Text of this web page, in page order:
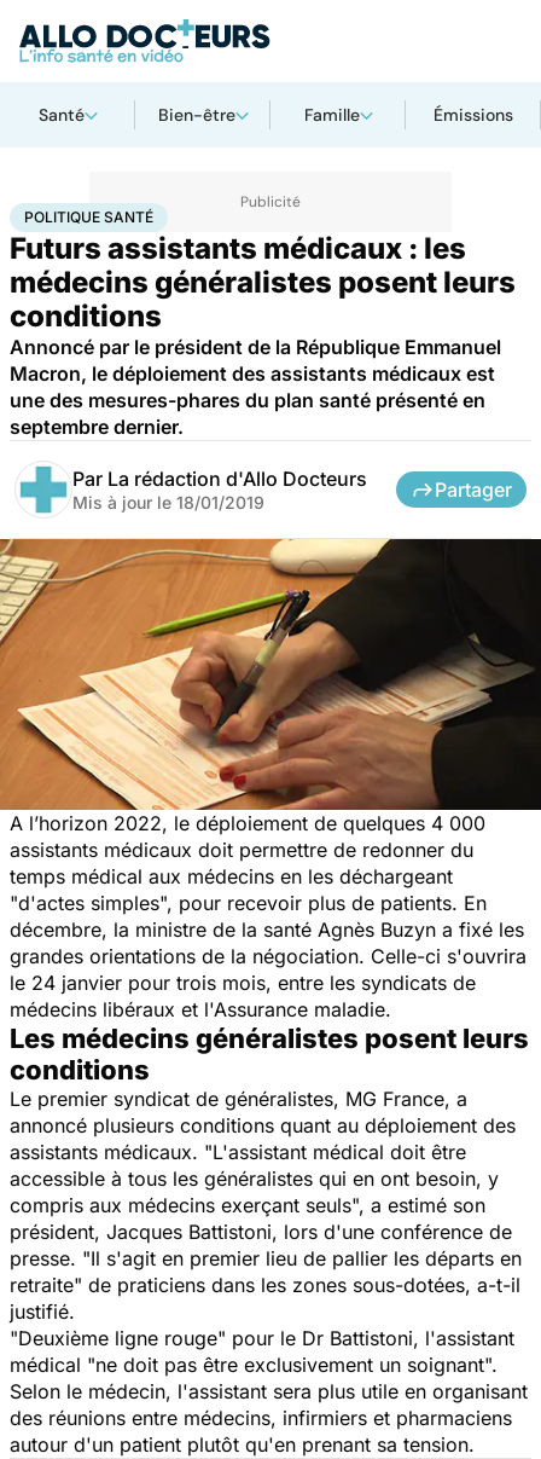
Santé Bien-être Famille Émissions
AccueilSantéSociété Santé publiquePolitique santé
POLITIQUE SANTÉ
Futurs assistants médicaux : les
médecins généralistes posent leurs
conditions
Annoncé par le président de la République Emmanuel
Macron, le déploiement des assistants médicaux est
une des mesures-phares du plan santé présenté en
septembre dernier.
Par La rédaction d'Allo Docteurs
Mis à jour le 18/01/2019
Partager
A l’horizon 2022, le déploiement de quelques 4 000
assistants médicaux doit permettre de redonner du
temps médical aux médecins en les déchargeant
"d'actes simples", pour recevoir plus de patients. En
décembre, la ministre de la santé Agnès Buzyn a fixé les
grandes orientations de la négociation. Celle-ci s'ouvrira
le 24 janvier pour trois mois, entre les syndicats de
médecins libéraux et l'Assurance maladie.
Les médecins généralistes posent leurs
conditions
Le premier syndicat de généralistes, MG France, a
annoncé plusieurs conditions quant au déploiement des
assistants médicaux. "L'assistant médical doit être
accessible à tous les généralistes qui en ont besoin, y
compris aux médecins exerçant seuls", a estimé son
président, Jacques Battistoni, lors d'une conférence de
presse. "Il s'agit en premier lieu de pallier les départs en
retraite" de praticiens dans les zones sous-dotées, a-t-il
justifié.
"Deuxième ligne rouge" pour le Dr Battistoni, l'assistant
médical "ne doit pas être exclusivement un soignant".
Selon le médecin, l'assistant sera plus utile en organisant
des réunions entre médecins, infirmiers et pharmaciens
autour d'un patient plutôt qu'en prenant sa tension.